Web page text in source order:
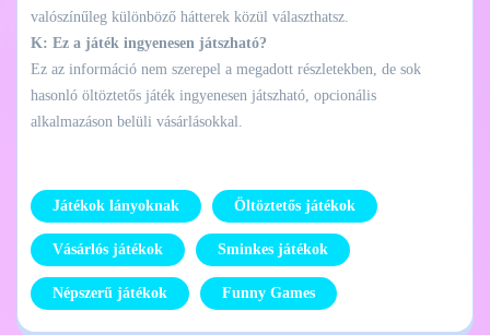
valószínűleg különböző hátterek közül választhatsz.
K: Ez a játék ingyenesen játszható?
Ez az információ nem szerepel a megadott részletekben, de sok
hasonló öltöztetős játék ingyenesen játszható, opcionális
alkalmazáson belüli vásárlásokkal.
Játékok lányoknak Öltöztetős játékok
Vásárlós játékok Sminkes játékok
Népszerű játékok Funny Games